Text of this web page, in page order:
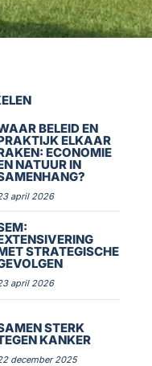
BELEID EN
ELKAAR
ECONOMIE
NATUUR IN
april 2026
STRATEGISCHE
april 2026
STERK
KANKER
december 2025